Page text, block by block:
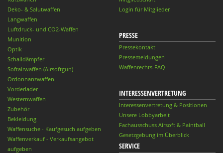
Deko- & Salutwaffen
Langwaffen
Luftdruck- und CO2-Waffen
Munition
Optik
Schalldämpfer
Softairwaffen (Airsoftgun)
Ordonnanzwaffen
Vorderlader
Westernwaffen
Zubehör
Bekleidung
Waffensuche - Kaufgesuch aufgeben
Waffenverkauf - Verkaufsangebot
aufgeben
Login für Mitglieder
PRESSE
Pressekontakt
Pressemeldungen
Waffenrechts-FAQ
INTERESSENVERTRETUNG
Interessenvertretung & Positionen
Unsere Lobbyarbeit
Fachausschuss Airsoft & Paintball
Gesetzgebung im Überblick
SERVICE